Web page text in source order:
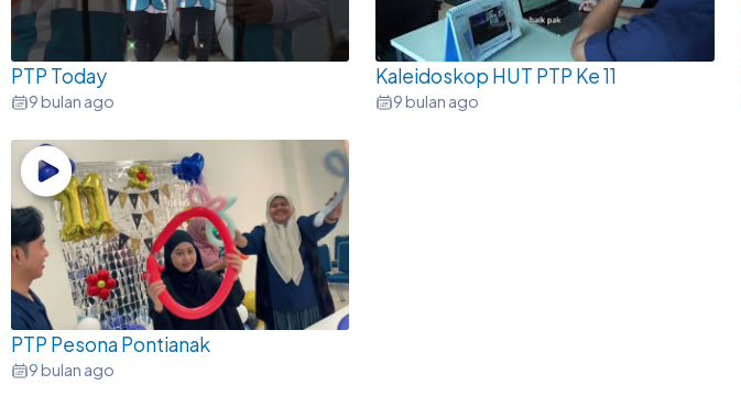
PTP Today
9 bulan ago
Kaleidoskop HUT PTP Ke 11
9 bulan ago
PTP Pesona Pontianak
9 bulan ago